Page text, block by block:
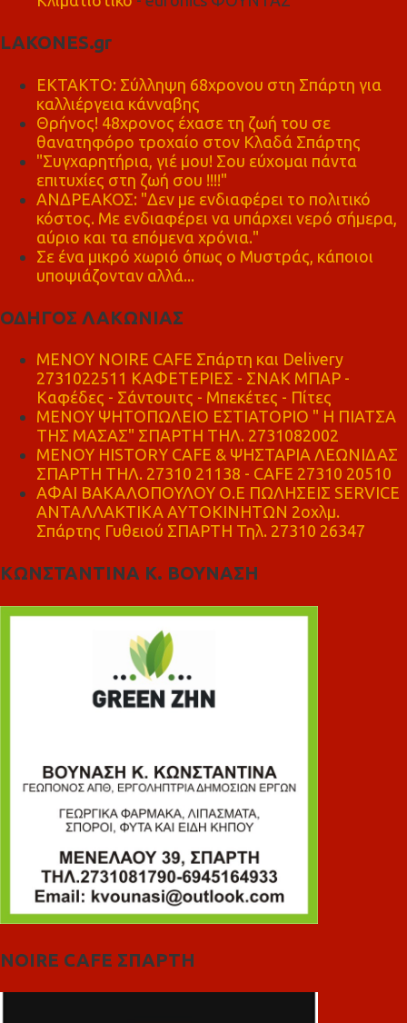
LAKONES.gr
ΕΚΤΑΚΤΟ: Σύλληψη 68χρονου στη Σπάρτη για
καλλιέργεια κάνναβης
Θρήνος! 48χρονος έχασε τη ζωή του σε
θανατηφόρο τροχαίο στον Κλαδά Σπάρτης
"Συγχαρητήρια, γιέ μου! Σου εύχομαι πάντα
επιτυχίες στη ζωή σου !!!!"
ΑΝΔΡΕΑΚΟΣ: "Δεν με ενδιαφέρει το πολιτικό
κόστος. Με ενδιαφέρει να υπάρχει νερό σήμερα,
αύριο και τα επόμενα χρόνια."
Σε ένα μικρό χωριό όπως ο Μυστράς, κάποιοι
υποψιάζονταν αλλά...
ΟΔΗΓΟΣ ΛΑΚΩΝΙΑΣ
MENOY NOIRE CAFE Σπάρτη και Delivery
2731022511 ΚΑΦΕΤΕΡΙΕΣ - ΣΝΑΚ ΜΠΑΡ -
Καφέδες - Σάντουιτς - Μπεκέτες - Πίτες
ΜΕΝΟΥ ΨΗΤΟΠΩΛΕΙΟ ΕΣΤΙΑΤΟΡΙΟ " Η ΠΙΑΤΣΑ
ΤΗΣ ΜΑΣΑΣ" ΣΠΑΡΤΗ ΤΗΛ. 2731082002
ΜΕΝΟΥ HISTORY CAFE & ΨΗΣΤΑΡΙΑ ΛΕΩΝΙΔΑΣ
ΣΠΑΡΤΗ ΤΗΛ. 27310 21138 - CAFE 27310 20510
ΑΦΑΙ ΒΑΚΑΛΟΠΟΥΛΟΥ Ο.Ε ΠΩΛΗΣΕΙΣ SERVICE
ΑΝΤΑΛΛΑΚΤΙΚΑ ΑΥΤΟΚΙΝΗΤΩΝ 2οχλμ.
Σπάρτης Γυθειού ΣΠΑΡΤΗ Τηλ. 27310 26347
ΚΩΝΣΤΑΝΤΙΝΑ Κ. ΒΟΥΝΑΣΗ
NOIRE CAFE ΣΠΑΡΤΗ